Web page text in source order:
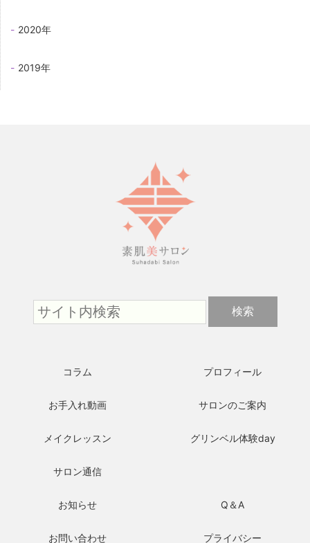
2020年
2019年
コラム プロフィール
お手入れ動画 サロンのご案内
メイクレッスン グリンベル体験day
サロン通信
お知らせ Q＆A
お問い合わせ プライバシー